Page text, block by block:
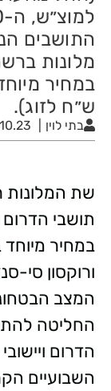
התושבים
מלונות
ש״ח לזוג).
בתי לוין | 12:05
תושבי הדרום
במחיר מיוחד
המצב
החליטה
הדרום
השבועיים